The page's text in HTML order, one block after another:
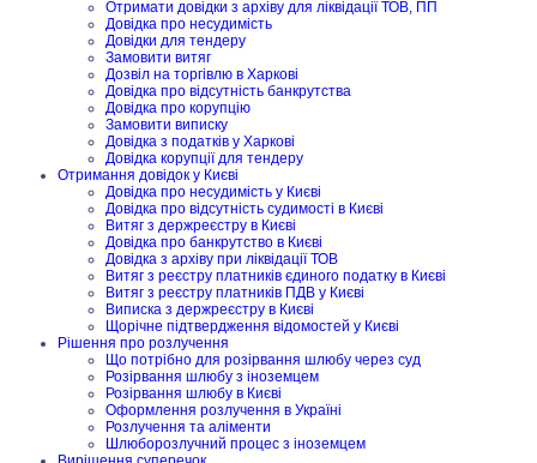
Отримати довідки з архіву для ліквідації ТОВ, ПП
Довідка про несудимість
Довідки для тендеру
Замовити витяг
Дозвіл на торгівлю в Харкові
Довідка про відсутність банкрутства
Довідка про корупцію
Замовити виписку
Довідка з податків у Харкові
Довідка корупції для тендеру
Отримання довідок у Києві
Довідка про несудимість у Києві
Довідка про відсутність судимості в Києві
Витяг з держреєстру в Києві
Довідка про банкрутство в Києві
Довідка з архіву при ліквідації ТОВ
Витяг з реєстру платників єдиного податку в Києві
Витяг з реєстру платників ПДВ у Києві
Виписка з держреєстру в Києві
Щорічне підтвердження відомостей у Києві
Рішення про розлучення
Що потрібно для розірвання шлюбу через суд
Розірвання шлюбу з іноземцем
Розірвання шлюбу в Києві
Оформлення розлучення в Україні
Розлучення та аліменти
Шлюборозлучний процес з іноземцем